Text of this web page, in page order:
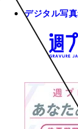
デジタル写